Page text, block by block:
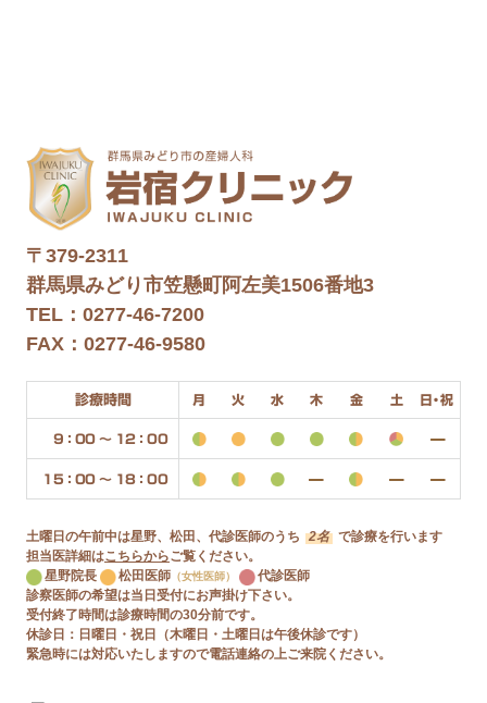
〒379-2311
群馬県みどり市笠懸町阿左美1506番地3
TEL：0277-46-7200
FAX：0277-46-9580
診療時間 月 火 水 木 金 土 日・祝
9：00 〜 12：00
15：00 〜 18：00
土曜日の午前中は星野、松田、代診医師のうち 2名 で診療を行います
担当医詳細はこちらからご覧ください。
星野院長
松田医師 （女性医師）
代診医師
診察医師の希望は当日受付にお声掛け下さい。
受付終了時間は診療時間の30分前です。
休診日：日曜日・祝日（木曜日・土曜日は午後休診です）
緊急時には対応いたしますので電話連絡の上ご来院ください。